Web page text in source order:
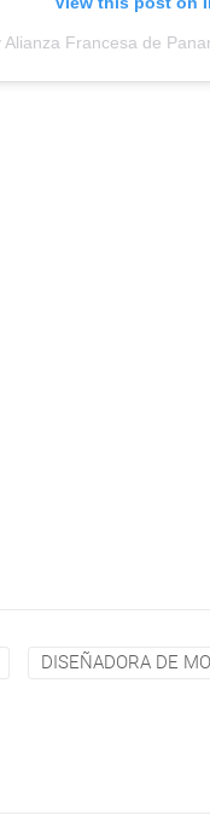
Alianza Francesa de
DISEÑADORA DE